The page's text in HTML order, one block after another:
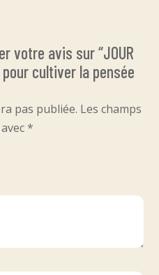
votre avis sur “JOUR
cultiver la pensée
pas publiée. Les champs
*